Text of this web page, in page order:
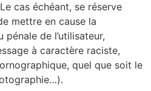
cas échéant, se réserve
mettre en cause la
de l’utilisateur,
à caractère raciste,
quel que soit le